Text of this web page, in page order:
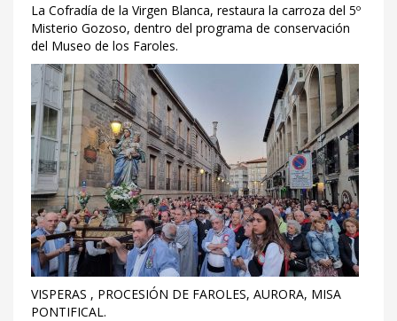
La Cofradía de la Virgen Blanca, restaura la carroza del 5º
Misterio Gozoso, dentro del programa de conservación
del Museo de los Faroles.
VISPERAS , PROCESIÓN DE FAROLES, AURORA, MISA
PONTIFICAL.